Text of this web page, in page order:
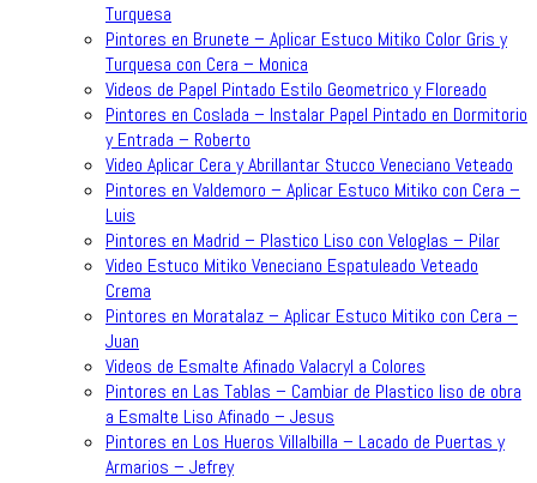
Turquesa
Pintores en Brunete – Aplicar Estuco Mitiko Color Gris y
Turquesa con Cera – Monica
Videos de Papel Pintado Estilo Geometrico y Floreado
Pintores en Coslada – Instalar Papel Pintado en Dormitorio
y Entrada – Roberto
Video Aplicar Cera y Abrillantar Stucco Veneciano Veteado
Pintores en Valdemoro – Aplicar Estuco Mitiko con Cera –
Luis
Pintores en Madrid – Plastico Liso con Veloglas – Pilar
Video Estuco Mitiko Veneciano Espatuleado Veteado
Crema
Pintores en Moratalaz – Aplicar Estuco Mitiko con Cera –
Juan
Videos de Esmalte Afinado Valacryl a Colores
Pintores en Las Tablas – Cambiar de Plastico liso de obra
a Esmalte Liso Afinado – Jesus
Pintores en Los Hueros Villalbilla – Lacado de Puertas y
Armarios – Jefrey